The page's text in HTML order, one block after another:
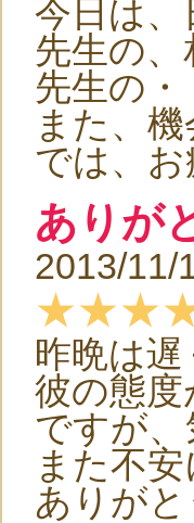
今日は
先生の
先生の
また、
では、お
ありが
2013/11/
昨晩は
彼の態
ですが
また不
ありが